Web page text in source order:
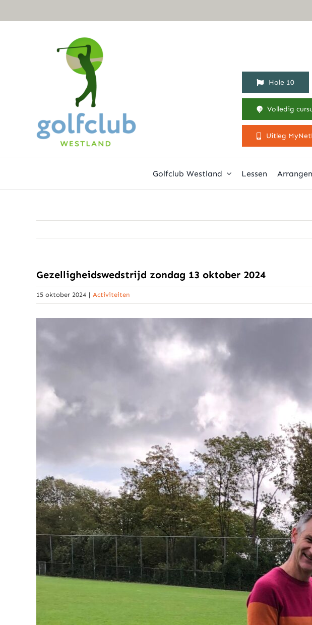
naar
Hole 10
Volledig
Uitleg
Golfclub Westland Lessen
Gezelligheidswedstrijd zondag 13 oktober 2024
15 oktober 2024 | Activiteiten